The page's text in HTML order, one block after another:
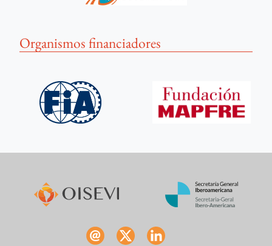
Organismos financiadores